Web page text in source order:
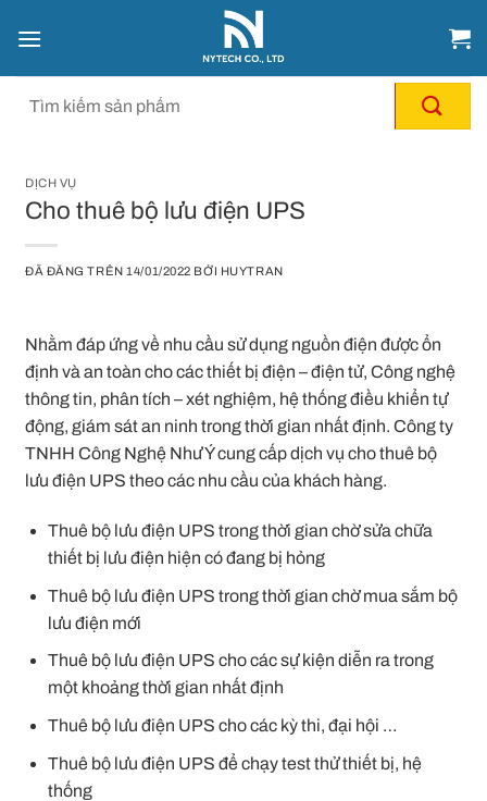
đến
DỊCH VỤ
Cho thuê bộ lưu điện UPS
ĐÃ ĐĂNG TRÊN14/01/2022 BỞI HUYTRAN
Nhằm đáp ứng về nhu cầu sử dụng nguồn điện được ổn
định và an toàn cho các thiết bị điện – điện tử, Công nghệ
thông tin, phân tích – xét nghiệm, hệ thống điều khiển tự
động, giám sát an ninh trong thời gian nhất định. Công ty
TNHH Công Nghệ Như Ý cung cấp dịch vụ cho thuê bộ
lưu điện UPS theo các nhu cầu của khách hàng.
Thuê bộ lưu điện UPS trong thời gian chờ sửa chữa
thiết bị lưu điện hiện có đang bị hỏng
Thuê bộ lưu điện UPS trong thời gian chờ mua sắm bộ
lưu điện mới
Thuê bộ lưu điện UPS cho các sự kiện diễn ra trong
một khoảng thời gian nhất định
Thuê bộ lưu điện UPS cho các kỳ thi, đại hội …
Thuê bộ lưu điện UPS để chạy test thử thiết bị, hệ
thống